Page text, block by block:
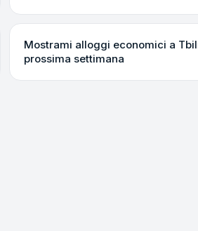
Mostrami alloggi economici a
prossima settimana